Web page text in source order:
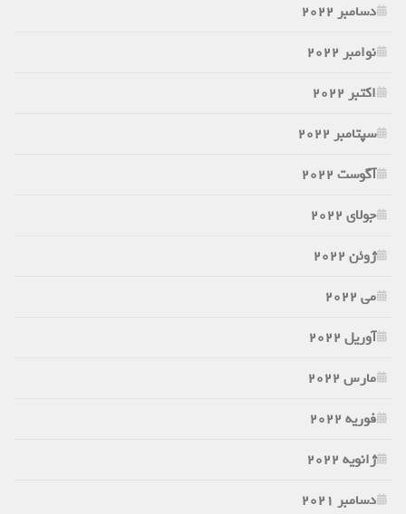
دسامبر 2022
نوامبر 2022
اکتبر 2022
سپتامبر 2022
آگوست 2022
جولای 2022
ژوئن 2022
می 2022
آوریل 2022
مارس 2022
فوریه 2022
ژانویه 2022
دسامبر 2021